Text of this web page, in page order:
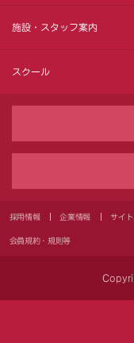
施設・スタッフ案内
スクール
採用情報 企業情報 サイ
会員規約・規則等